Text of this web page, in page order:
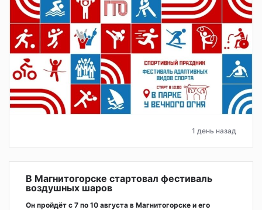
1 день назад
В Магнитогорске стартовал фестиваль
воздушных шаров
Он пройдёт с 7 по 10 августа в Магнитогорске и его